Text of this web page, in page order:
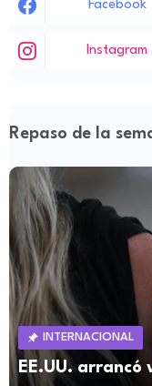
Facebook
Instagram
Repaso de la
INTERNACIONAL
EE.UU.